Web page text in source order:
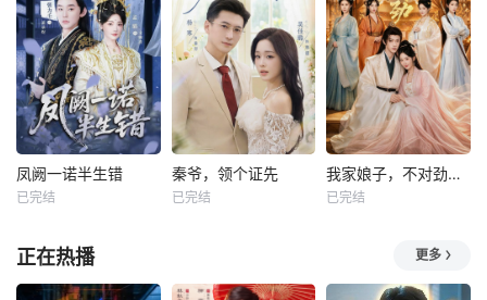
凤阙一诺半生错
已完结
秦爷，领个证先
已完结
我家娘子，不对劲第四季
已完结
正在热播 更多